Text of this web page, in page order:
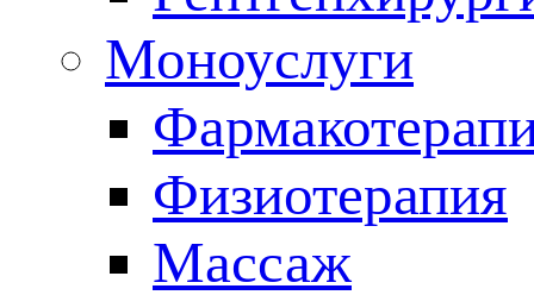
Моноуслуги
Физиотерапия
Массаж